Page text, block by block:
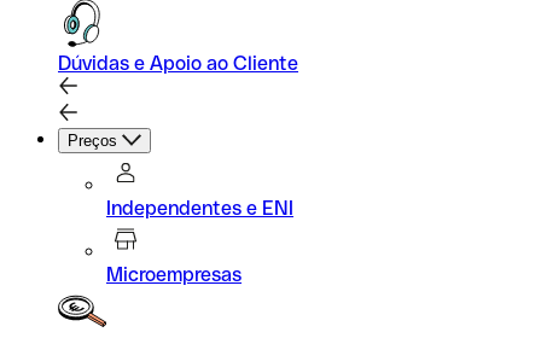
Dúvidas e Apoio ao Cliente
Preços
Independentes e ENI
Microempresas